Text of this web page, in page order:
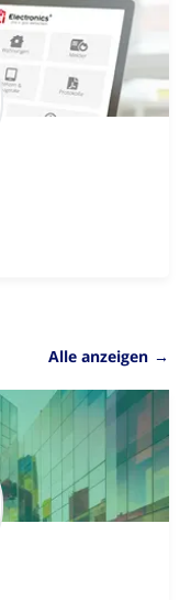
Alle anzeigen →